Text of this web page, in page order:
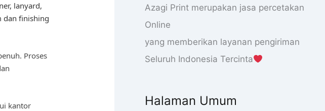
lanyard,
dan finishing
Proses
kantor
Azagi Print merupakan jasa percetakan
Online
yang memberikan layanan pengiriman
Seluruh Indonesia Tercinta
Halaman Umum